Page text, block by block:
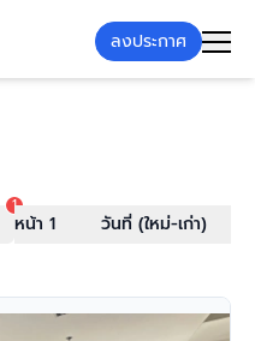
ลงประกาศ
1
หน้า 1 วันที่ (ใหม่-เก่า)